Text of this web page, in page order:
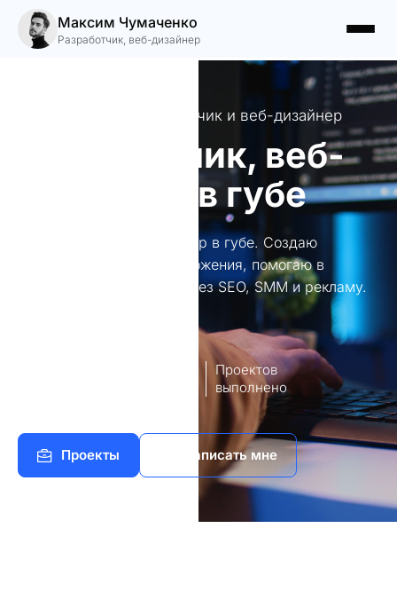
Максим Чумаченко
Разработчик, веб-дизайнер
Ваш надежный разработчик и веб-дизайнер
Разработчик, веб-
дизайнер в губе
Разработчик, веб-дизайнер в губе. Создаю
уникальные сайты и приложения, помогаю в
продвижении бизнеса через SEO, SMM и рекламу.
Проектов
выполнено
Проекты Написать мне